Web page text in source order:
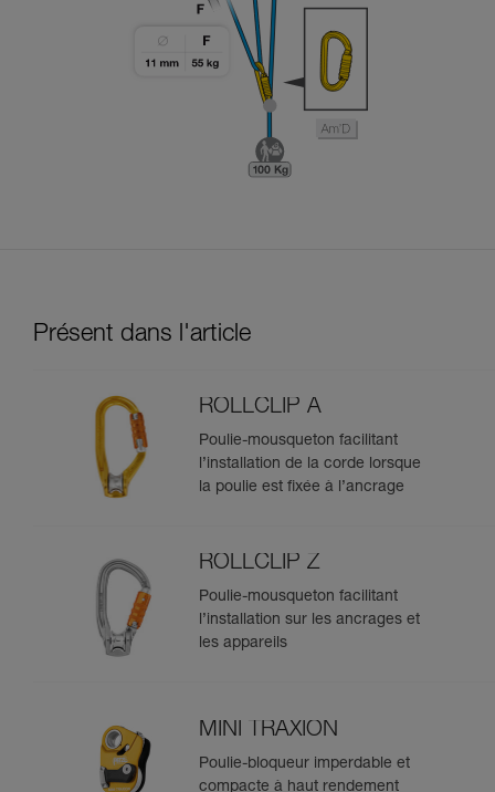
Présent dans l'article
ROLLCLIP A
Poulie-mousqueton facilitant
l’installation de la corde lorsque
la poulie est fixée à l’ancrage
ROLLCLIP Z
Poulie-mousqueton facilitant
l’installation sur les ancrages et
les appareils
MINI TRAXION
Poulie-bloqueur imperdable et
compacte à haut rendement